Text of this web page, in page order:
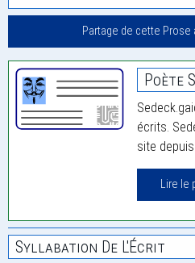
Partage de cette
Poète
écrits.
site
Lire le
Syllabation De L'Écrit